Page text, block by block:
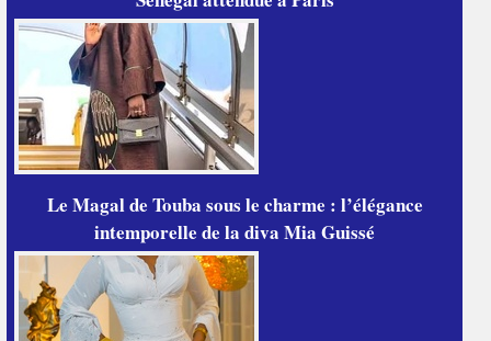
Le Magal de Touba sous le charme : l’élégance
intemporelle de la diva Mia Guissé